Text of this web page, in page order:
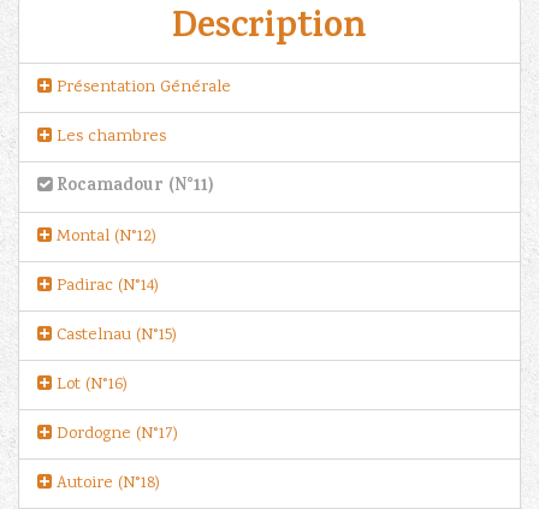
Description
Présentation Générale
Les chambres
Rocamadour (N°11)
Montal (N°12)
Padirac (N°14)
Castelnau (N°15)
Lot (N°16)
Dordogne (N°17)
Autoire (N°18)